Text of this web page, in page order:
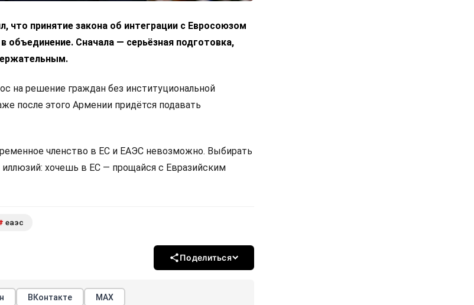
что принятие закона об интеграции с Евросоюзом
объединение. Сначала — серьёзная подготовка,
на решение граждан без институциональной
после этого Армении придётся подавать
членство в ЕС и ЕАЭС невозможно. Выбирать
хочешь в ЕС — прощайся с Евразийским
еаэс
Поделиться
ВКонтакте МАХ